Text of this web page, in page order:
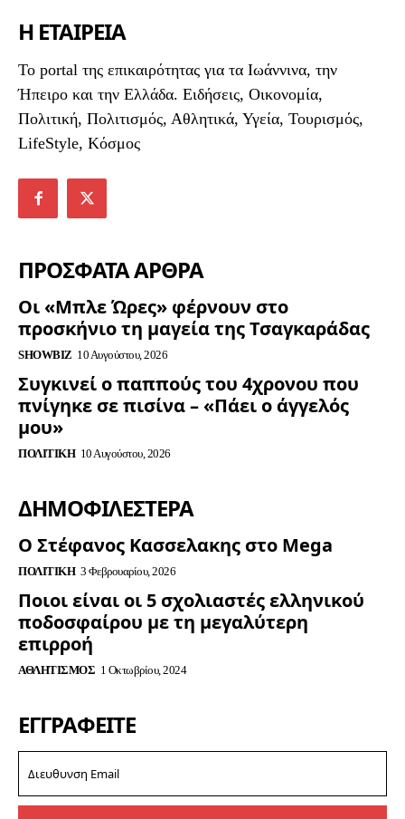
Η ΕΤΑΙΡΕΙΑ
To portal της επικαιρότητας για τα Ιωάννινα, την
Ήπειρο και την Ελλάδα. Ειδήσεις, Οικονομία,
Πολιτική, Πολιτισμός, Αθλητικά, Υγεία, Τουρισμός,
LifeStyle, Κόσμος
ΠΡΟΣΦΑΤΑ ΑΡΘΡΑ
Οι «Μπλε Ώρες» φέρνουν στο
προσκήνιο τη μαγεία της Τσαγκαράδας
SHOWBIZ 10 Αυγούστου, 2026
Συγκινεί ο παππούς του 4χρονου που
πνίγηκε σε πισίνα – «Πάει ο άγγελός
μου»
ΠΟΛΙΤΙΚΉ 10 Αυγούστου, 2026
ΔΗΜΟΦΙΛΈΣΤΕΡΑ
Ο Στέφανος Κασσελακης στο Mega
ΠΟΛΙΤΙΚΉ 3 Φεβρουαρίου, 2026
Ποιοι είναι οι 5 σχολιαστές ελληνικού
ποδοσφαίρου με τη μεγαλύτερη
επιρροή
ΑΘΛΗΤΙΣΜΌΣ 1 Οκτωβρίου, 2024
ΕΓΓΡΑΦΕΊΤΕ